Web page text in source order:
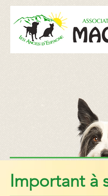
Important à